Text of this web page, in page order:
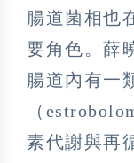
腸道菌相也
要角色。薛
腸道內有一
（
素代謝與再